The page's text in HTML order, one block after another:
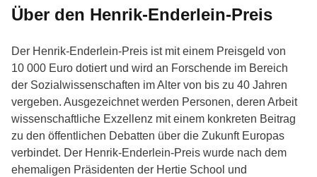
Über den Henrik-Enderlein-Preis
Der Henrik-Enderlein-Preis ist mit einem Preisgeld von
10 000 Euro dotiert und wird an Forschende im Bereich
der Sozialwissenschaften im Alter von bis zu 40 Jahren
vergeben. Ausgezeichnet werden Personen, deren Arbeit
wissenschaftliche Exzellenz mit einem konkreten Beitrag
zu den öffentlichen Debatten über die Zukunft Europas
verbindet. Der Henrik-Enderlein-Preis wurde nach dem
ehemaligen Präsidenten der Hertie School und